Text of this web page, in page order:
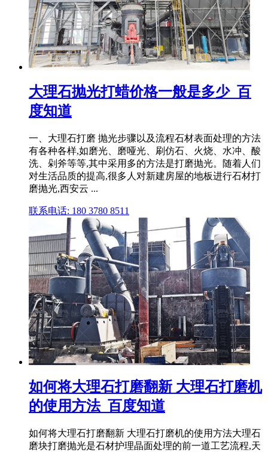
大理石抛光打蜡价格一般是多少_百
度知道
一、大理石打磨 抛光步骤以及流程石材表面处理的方法
有各种各样,如磨光、磨哑光、刷仿石、火烧、水冲、酸
洗、剁斧等等,其中采用多的方法是打磨抛光。随着人们
对生活品质的提高,很多人对新建房屋的地板进行石材打
磨抛光,西安云 ...
联系电话: 180 3780 8511
如何将大理石打磨翻新 大理石打磨机
的使用方法_百度知道
如何将大理石打磨翻新 大理石打磨机的使用方法大理石
磨块打磨抛光是石材护理晶面处理的前一道工艺流程,天